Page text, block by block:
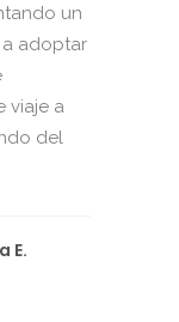
un
adoptar
viaje a
del
E.